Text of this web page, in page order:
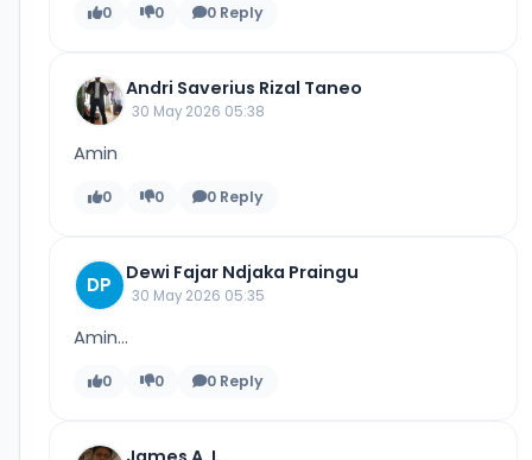
0 0 0 Reply
Andri Saverius Rizal Taneo
30 May 2026 05:38
Amin
0 0 0 Reply
DP Dewi Fajar Ndjaka Praingu
30 May 2026 05:35
Amin...
0 0 0 Reply